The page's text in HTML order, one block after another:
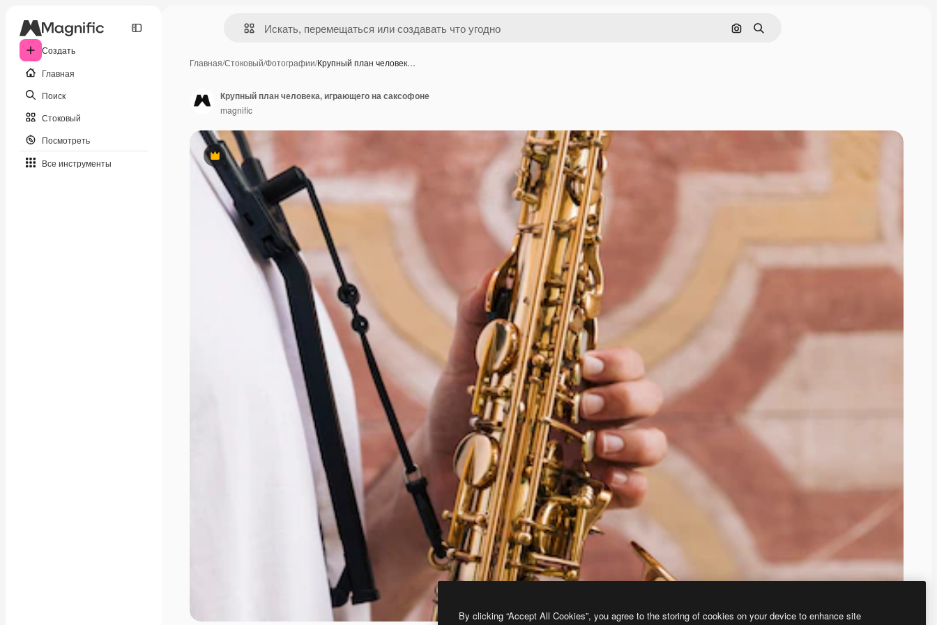
Создать
Главная
Поиск
Стоковый
Посмотреть
Все инструменты
Поиск по изображению
Поиск
Главная/Стоковый/Фотографии/Крупный план человек…
Премиум
Крупный план человека, играющего на саксофоне
magnific
By clicking “Accept All Cookies”, you agree to the storing of cookies on your device to enhance site